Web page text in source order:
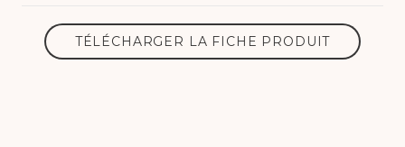
TÉLÉCHARGER LA FICHE PRODUIT